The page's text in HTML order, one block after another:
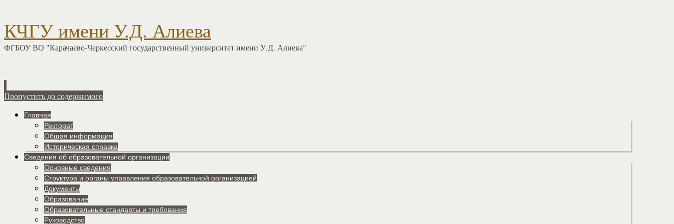
КЧГУ имени У.Д. Алиева
ФГБОУ ВО "Карачаево-Черкесский государственный университет имени У.Д. Алиева"
Пропустить до содержимого
Главная
Ректорат
Общая информация
Историческая справка
Сведения об образовательной организации
Основные сведения
Структура и органы управления образовательной организацией
Документы
Образование
Образовательные стандарты и требования
Руководство